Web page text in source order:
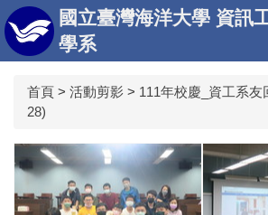
跳
到
主
國立臺灣海洋大學 資訊
學系
首頁 > 活動剪影 > 111年校慶_資工系友
28)